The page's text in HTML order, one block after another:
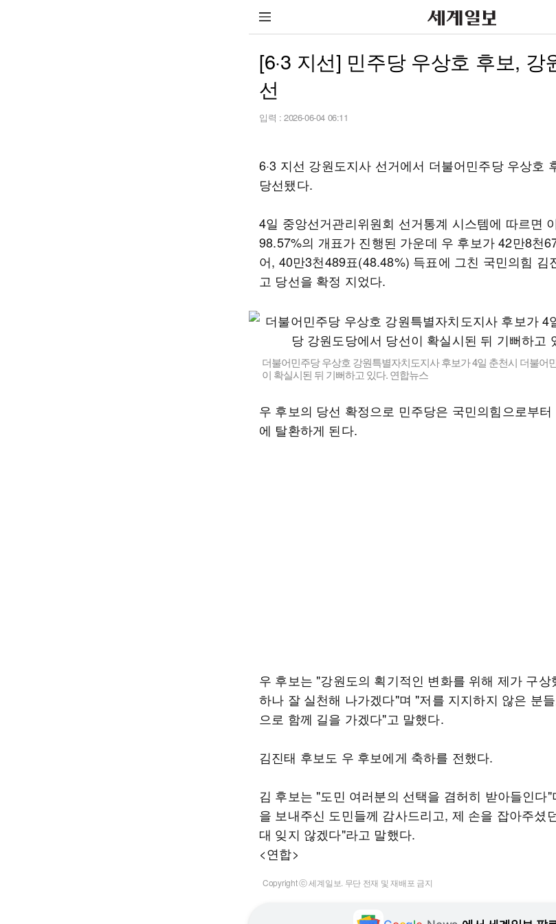
[6·3 지선] 민주당 우상호 후보, 강
선
입력 : 2026-06-04 06:11
6·3 지선 강원도지사 선거에서 더불어민주당 우상호
당선됐다.
4일 중앙선거관리위원회 선거통계 시스템에 따르면
98.57%의 개표가 진행된 가운데 우 후보가 42만8천
어, 40만3천489표(48.48%) 득표에 그친 국민의힘 김
고 당선을 확정 지었다.
더불어민주당 우상호 강원특별자치도지사 후보가 4일 춘천시 더불어
이 확실시된 뒤 기뻐하고 있다. 연합뉴스
우 후보의 당선 확정으로 민주당은 국민의힘으로부
에 탈환하게 된다.
우 후보는 "강원도의 획기적인 변화를 위해 제가 구
하나 잘 실천해 나가겠다"며 "저를 지지하지 않은 분
으로 함께 길을 가겠다"고 말했다.
김진태 후보도 우 후보에게 축하를 전했다.
김 후보는 "도민 여러분의 선택을 겸허히 받아들인다
을 보내주신 도민들께 감사드리고, 제 손을 잡아주셨
대 잊지 않겠다"라고 말했다.
<연합>
Copyright ⓒ 세계일보. 무단 전재 및 재배포 금지